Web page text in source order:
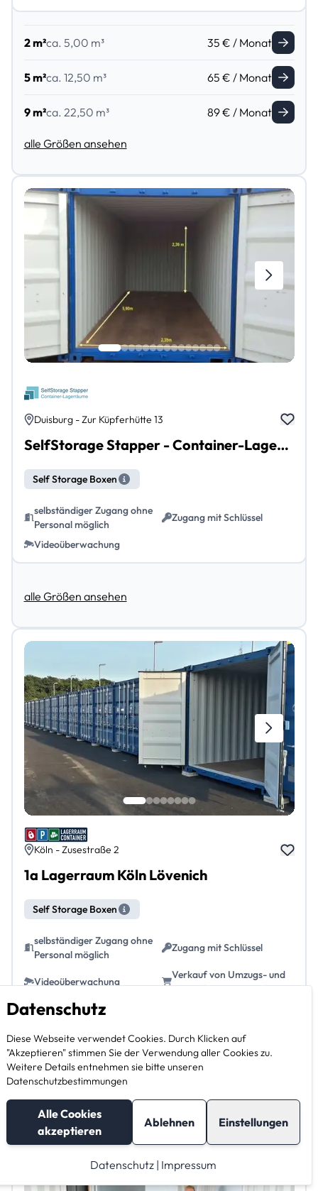
2 m²ca. 5,00 m³ 35 € / Monat
5 m²ca. 12,50 m³ 65 € / Monat
9 m²ca. 22,50 m³ 89 € / Monat
alle Größen ansehen
Duisburg - Zur Küpferhütte 13
SelfStorage Stapper - Container-Lagerräume Duisburg Hochfeld
Self Storage Boxen
selbständiger Zugang ohne
Personal möglich
Zugang mit Schlüssel
Videoüberwachung
alle Größen ansehen
Köln - Zusestraße 2
1a Lagerraum Köln Lövenich
Self Storage Boxen
selbständiger Zugang ohne
Personal möglich
Zugang mit Schlüssel
Videoüberwachung
Verkauf von Umzugs- und
Verpackungsmaterial
4.7 m²ca. 11,28 m³ 88 € / Monat
14 m²ca. 33,60 m³ 148 € / Monat
Datenschutz
Diese Webseite verwendet Cookies. Durch Klicken auf
"Akzeptieren" stimmen Sie der Verwendung aller Cookies zu.
Weitere Details entnehmen sie bitte unseren
Datenschutzbestimmungen
Alle Cookies
akzeptieren
Ablehnen Einstellungen
Datenschutz | Impressum